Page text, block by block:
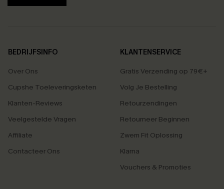
BEDRIJFSINFO
Over Ons
Cupshe Toeleveringsketen
Klanten-Reviews
Veelgestelde Vragen
Affiliate
Contacteer Ons
KLANTENSERVICE
Gratis Verzending op 79€+
Volg Je Bestelling
Retourzendingen
Retourneer Beginnen
Zwem Fit Oplossing
Klarna
Vouchers & Promoties